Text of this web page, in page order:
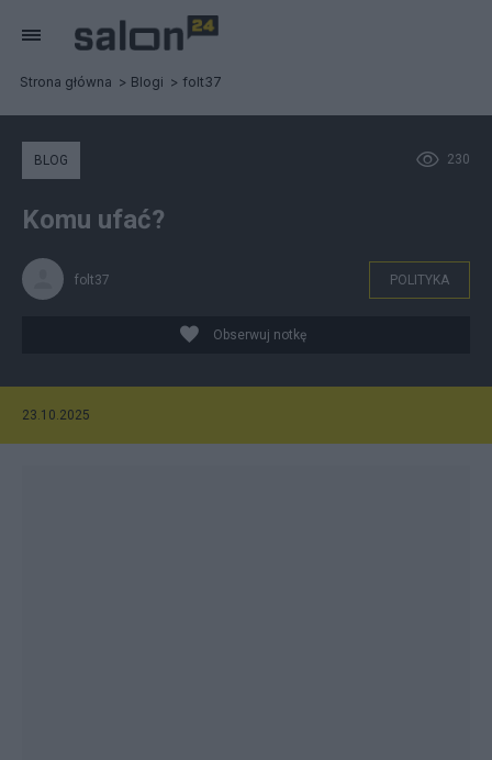
Strona główna Blogi folt37
230
BLOG
Komu ufać?
folt37 POLITYKA
Obserwuj notkę
23.10.2025